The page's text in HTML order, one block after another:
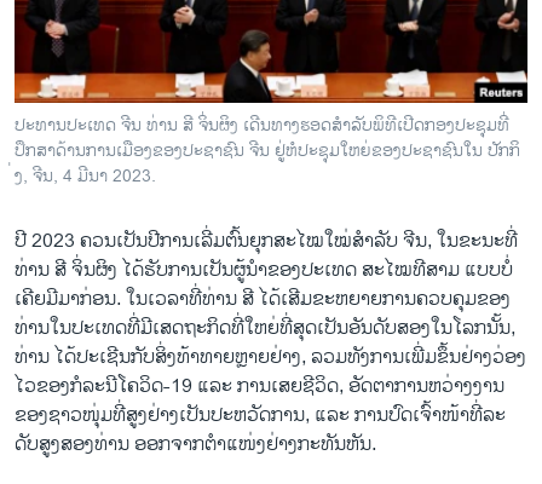
ພາສາອັງກິດ
ວີດີໂອ
ສຽງ
ລາຍການກະຈາຍສຽງ
ຕິດຕາມພວກເຮົາ ທີ່
ພາສາຕ່າງໆ
ປະ​ທານ​ປະ​ເທດ ຈີນ ທ່ານ ສີ ຈິ່ນ​ຜິງ ເດີນ​ທາງ​ຮອດ​ສຳ​ລັບ​ພິ​ທີ​ເປີດກອງ​ປະ​ຊຸມ​ທີ່​
ປຶກ​ສາ​ດ້ານ​ການ​ເມືອງ​ຂອງ​ປະ​ຊາ​ຊົນ ຈີນ ຢູ່​ຫໍ​ປະ​ຊຸມ​ໃຫຍ່​ຂອງ​ປະ​ຊາ​ຊົນ​ໃນ ປັກ​ກິ​
່ງ, ຈີນ, 4 ມີ​ນາ 2023.
ປີ 2023 ຄວນ​ເປັນ​ປີ​ການ​ເລີ່ມ​ຕົ້ນ​ຍຸກ​ສະ​ໄໝ​ໃໝ່​ສຳ​ລັບ ຈີນ, ໃນ​ຂະ​ນະ​ທີ່​
ທ່ານ ສີ ຈິ່ນ​ຜິງ ໄດ້​ຮັບ​ການ​ເປັນ​ຜູ້​ນຳ​ຂອງ​ປະ​ເທດ​ ສະ​ໄໝ​ທີ​ສາມ ​ແບບບໍ່​
ເຄີຍ​ມີ​ມາ​ກ່ອນ. ໃນ​ເວ​ລາ​ທີ່​ທ່ານ ສີ ໄດ້​ເສີມ​ຂະ​ຫຍາຍ​ການ​ຄວບ​ຄຸມ​ຂອງ​
ທ່ານໃນ​ປະ​ເທດ​ທີ່​ມີ​ເສດ​ຖະ​ກິດ​ທີ່​ໃຫຍ່​ທີ່​ສຸດ​ເປັນ​ອັນ​ດັບ​ສອງໃນ​ໂລກ​ນັ້ນ,
ທ່ານ ໄດ້​ປະ​ເຊີນ​ກັບ​ສິ່ງ​ທ້າ​ທາຍຫຼາຍ​ຢ່າງ, ລວມ​ທັງ​ການ​ເພີ່ມ​ຂຶ້ນ​ຢ່າ​ງວ່ອງ​
ໄວ​ຂອງ​ກໍ​ລະ​ນີ​ໂຄວິດ-19 ແລະ ການ​ເສຍ​ຊີ​ວິດ, ອັດ​ຕາ​ການ​ຫວ່າງ​ງານ​
ຂອງ​ຊາວ​ໜຸ່ມ​ທີ່​ສູງ​ຢ່າງ​ເປັນ​ປະ​ຫວັດ​ການ, ແລະ ການ​ປົດ​ເຈົ້າ​ໜ້າ​ທີ່​ລະ​
ດັບ​ສູງ​ສອງ​ທ່ານ ອອກ​ຈາກ​ຕຳ​ແໜ່ງຢ່າ​ງ​ກະ​ທັນ​ຫັນ.